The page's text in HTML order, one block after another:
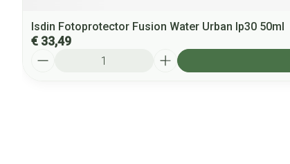
Isdin Fotoprotector Fusion Water Urban Ip30 50ml
€ 33,49